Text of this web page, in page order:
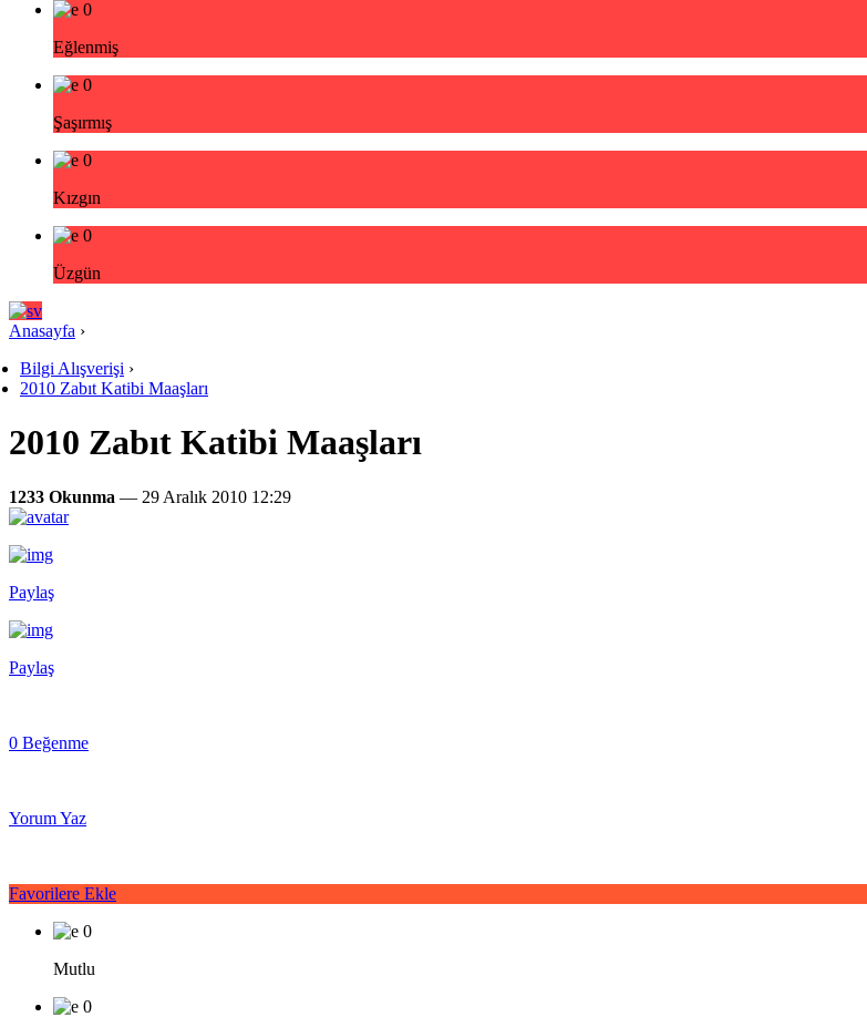
0
Eğlenmiş
0
Şaşırmış
0
Kızgın
0
Üzgün
Anasayfa ›
Bilgi Alışverişi ›
2010 Zabıt Katibi Maaşları
2010 Zabıt Katibi Maaşları
1233 Okunma — 29 Aralık 2010 12:29
Paylaş
Paylaş
0 Beğenme
Yorum Yaz
Favorilere Ekle
0
Mutlu
0